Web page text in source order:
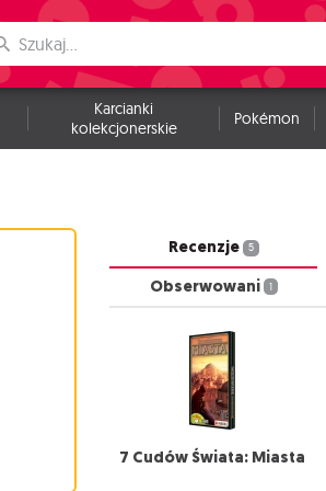
Karcianki
kolekcjonerskie
Pokémon
Recenzje 5
Obserwowani 1
7 Cudów Świata: Miasta